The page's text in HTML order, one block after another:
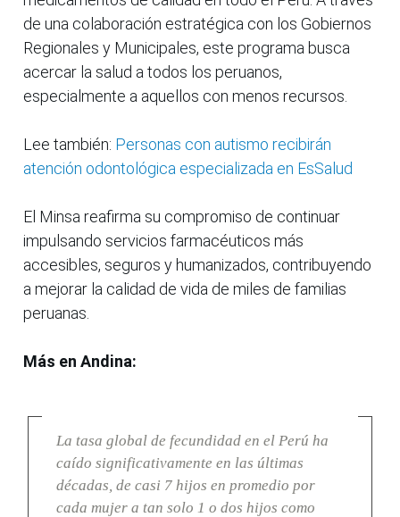
de una colaboración estratégica con los Gobiernos
Regionales y Municipales, este programa busca
acercar la salud a todos los peruanos,
especialmente a aquellos con menos recursos.
Lee también: Personas con autismo recibirán
atención odontológica especializada en EsSalud
El Minsa reafirma su compromiso de continuar
impulsando servicios farmacéuticos más
accesibles, seguros y humanizados, contribuyendo
a mejorar la calidad de vida de miles de familias
peruanas.
Más en Andina:
La tasa global de fecundidad en el Perú ha
caído significativamente en las últimas
décadas, de casi 7 hijos en promedio por
cada mujer a tan solo 1 o dos hijos como